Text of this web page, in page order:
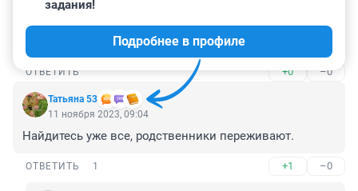
Гость
сибиряка пропала...
ОТВЕТИТЬ +0 –0
Татьяна 53
задания!
Подробнее в профиле
11 ноября 2023, 09:04
Найдитесь уже все, родственники переживают.
ОТВЕТИТЬ 1 +1 –0